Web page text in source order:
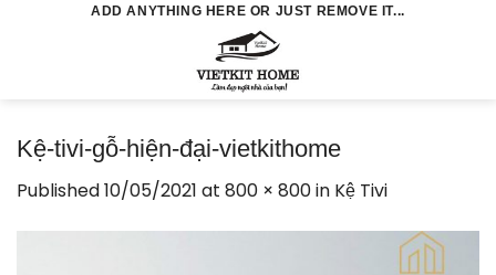
ADD ANYTHING HERE OR JUST REMOVE IT...
Kệ-tivi-gỗ-hiện-đại-vietkithome
Published10/05/2021 at 800 × 800in Kệ Tivi